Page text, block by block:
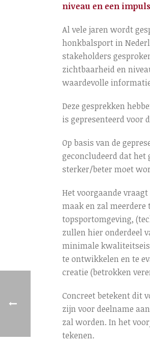
niveau en een
Al vele jaren wordt
honkbalsport in
stakeholders
zichtbaarheid en
waardevolle
Deze gesprekken
is gepresenteerd voor
Op basis van de
geconcludeerd dat het
sterker/beter moet
Het voorgaande
maak en zal
topsportomgeving,
zullen hier onderdeel
minimale
te ontwikkelen en te
creatie (betrokken
Concreet betekent dit
zijn voor deelname
zal worden. In het
tekenen.